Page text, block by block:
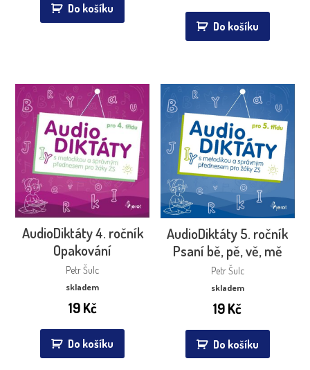
Do košíku
Do košíku
AudioDiktáty 4. ročník
Opakování
Petr Šulc
skladem
19Kč
Do košíku
AudioDiktáty 5. ročník
Psaní bě, pě, vě, mě
Petr Šulc
skladem
19Kč
Do košíku